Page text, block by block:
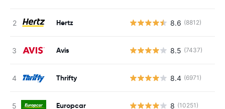
Hertz 8.6 (8812)
Avis 8.5 (7437)
Thrifty 8.4 (6971)
Europcar 8 (10251)